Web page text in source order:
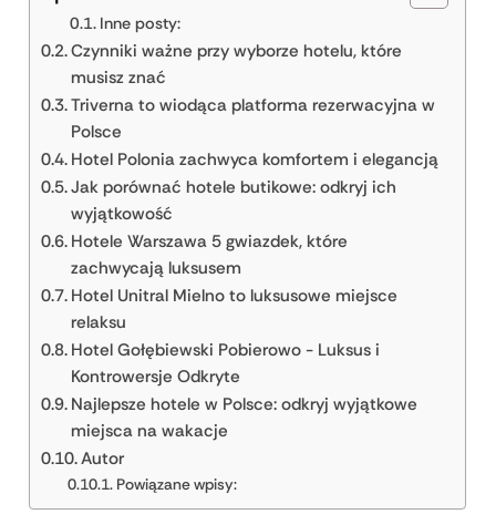
Inne posty:
Czynniki ważne przy wyborze hotelu, które
musisz znać
Triverna to wiodąca platforma rezerwacyjna w
Polsce
Hotel Polonia zachwyca komfortem i elegancją
Jak porównać hotele butikowe: odkryj ich
wyjątkowość
Hotele Warszawa 5 gwiazdek, które
zachwycają luksusem
Hotel Unitral Mielno to luksusowe miejsce
relaksu
Hotel Gołębiewski Pobierowo - Luksus i
Kontrowersje Odkryte
Najlepsze hotele w Polsce: odkryj wyjątkowe
miejsca na wakacje
Autor
Powiązane wpisy: